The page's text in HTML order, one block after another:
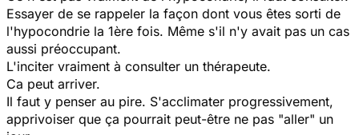
Essayer de se rappeler la façon dont vous êtes sorti de
l'hypocondrie la 1ère fois. Même s'il n'y avait pas un cas
aussi préoccupant.
L'inciter vraiment à consulter un thérapeute.
Ca peut arriver.
Il faut y penser au pire. S'acclimater progressivement,
apprivoiser que ça pourrait peut-être ne pas "aller" un